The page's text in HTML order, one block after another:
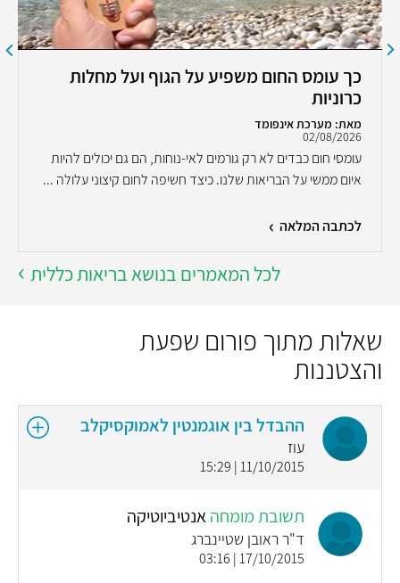
כך עומס החום משפיע על הגוף ועל מחלות
כרוניות
מאת: מערכת אינפומד
02/08/2026
עומסי חום כבדים לא רק גורמים לאי-נוחות, הם גם יכולים להיות
איום ממשי על הבריאות שלנו. כיצד חשיפה לחום קיצוני עלולה ...
לכתבה המלאה
לכל המאמרים בנושא בריאות כללית
שאלות מתוך פורום שפעת
והצטננות
ההבדל בין אוגמנטין לאמוקסיקלב
עוז
11/10/2015 | 15:29
תשובת מומחהאנטיביוטיקה
ד"ר ראובן שטיינברג
17/10/2015 | 03:16